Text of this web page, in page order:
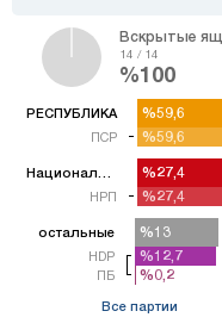
Вскрытые
14 / 14
%100
РЕСПУБЛИКА
ПСР
%59,6
%59,6
%59,6
%59,6
НРП
%27,4
%27,4
%27,4
%27,4
остальные
HDP
ПБ
%13
%12,7
%0,2
%13
%12,7
%0,2
Все партии